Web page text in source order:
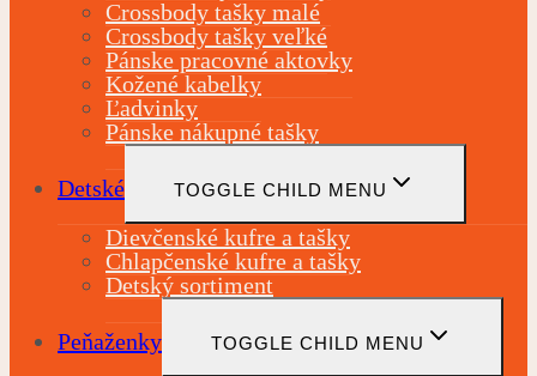
Crossbody tašky malé
Crossbody tašky veľké
Pánske pracovné aktovky
Kožené kabelky
Ľadvinky
Pánske nákupné tašky
Detské TOGGLE CHILD MENU
Dievčenské kufre a tašky
Chlapčenské kufre a tašky
Detský sortiment
Peňaženky TOGGLE CHILD MENU